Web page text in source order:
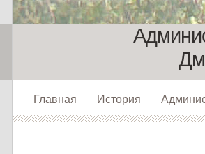
Главная История